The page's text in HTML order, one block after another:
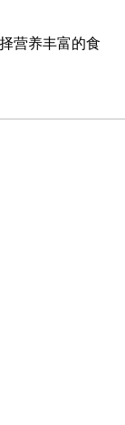
营养丰富的食